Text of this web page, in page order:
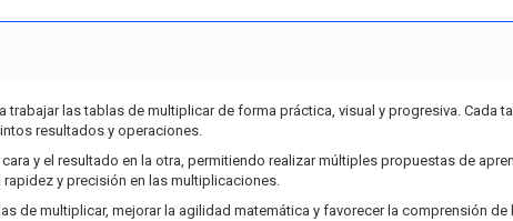
las tablas de multiplicar de forma práctica, visual y progresiva. Cada
resultados y operaciones.
y el resultado en la otra, permitiendo realizar múltiples propuestas de
y precisión en las multiplicaciones.
de multiplicar, mejorar la agilidad matemática y favorecer la comprensión